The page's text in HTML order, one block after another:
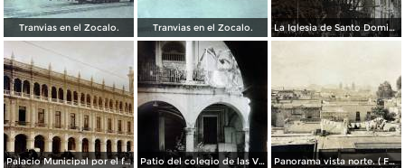
Tranvias en el Zocalo. Tranvias en el Zocalo. La Iglesia de Santo Domingo.
Palacio Municipal por el fotografo Hugo Brehme.. Patio del colegio de las Vizcainas por el fotografo Hugo Brehme. Panorama vista norte. ( Fechada el 20 de Junio de 1905 ).